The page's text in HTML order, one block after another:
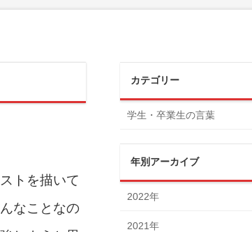
トを描いて
なことなの
カテゴリー
学生・卒業生の言葉
年別アーカイブ
2022年
2021年